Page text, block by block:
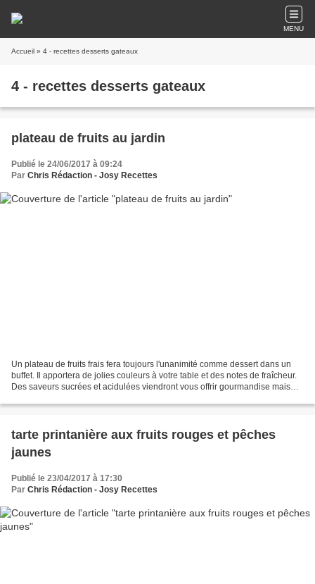
MENU
Accueil » 4 - recettes desserts gateaux
4 - recettes desserts gateaux
plateau de fruits au jardin
Publié le 24/06/2017 à 09:24
Par Chris Rédaction - Josy Recettes
Un plateau de fruits frais fera toujours l'unanimité comme dessert dans un
buffet. Il apportera de jolies couleurs à votre table et des notes de fraîcheur.
Des saveurs sucrées et acidulées viendront vous offrir gourmandise mais
tarte printanière aux fruits rouges et pêches
jaunes
Publié le 23/04/2017 à 17:30
Par Chris Rédaction - Josy Recettes